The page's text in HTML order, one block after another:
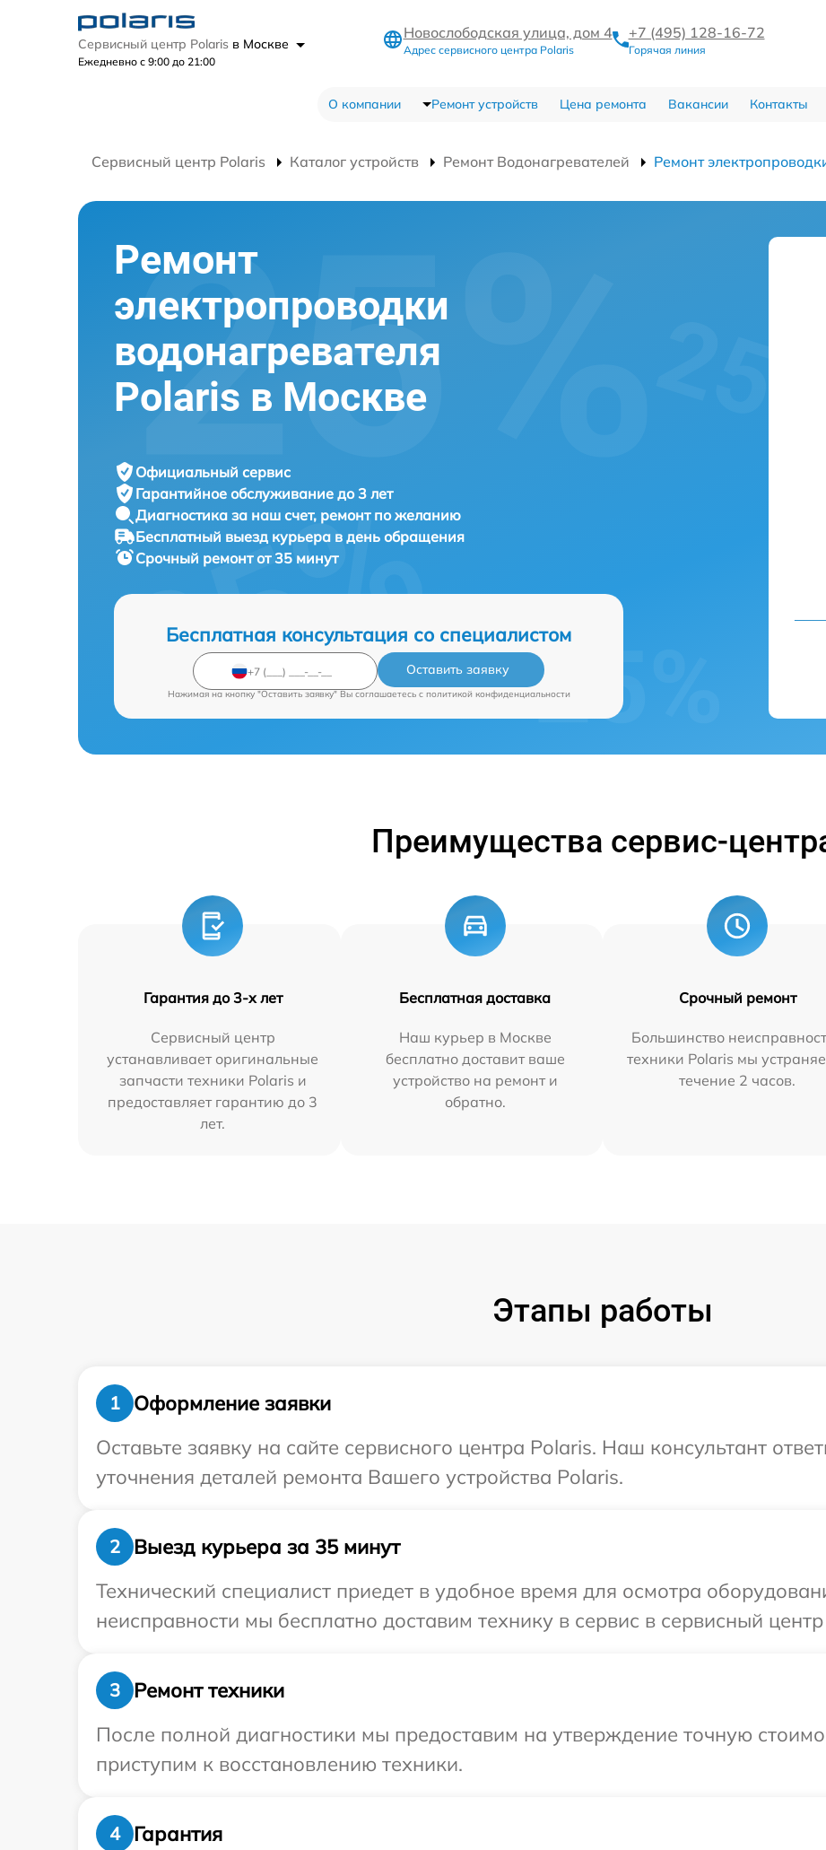
Сервисный центр Polaris в Москве
Ежедневно с 9:00 до 21:00
Новослободская улица, дом 4
Адрес сервисного центра Polaris
+7 (495) 128-16-72
Горячая линия
О компании Ремонт устройств Цена ремонта Вакансии Контакты
Сервисный центр Polaris Каталог устройств Ремонт Водонагревателей Ремонт
Ремонт
электропроводки
водонагревателя
Polaris в Москве
Официальный сервис
Гарантийное обслуживание до 3 лет
Диагностика за наш счет, ремонт по желанию
Бесплатный выезд курьера в день обращения
Срочный ремонтот 35 минут
Бесплатная консультация со специалистом
Оставить заявку
Нажимая на кнопку "Оставить заявку" Вы соглашаетесь c политикой конфиденциальности
Преимущества сервис-
Гарантия до 3-х лет
Сервисный центр
устанавливает оригинальные
запчасти техники Polaris и
предоставляет гарантию до 3
лет.
Бесплатная доставка
Наш курьер в Москве
бесплатно доставит ваше
устройство на ремонт и
обратно.
Срочный ремонт
Большинство
техники Polaris мы
течение 2 часов.
Этапы работы
1
Оформление заявки
Оставьте заявку на сайте сервисного центра Polaris. Наш консультант
уточнения деталей ремонта Вашего устройства Polaris.
2
Выезд курьера за 35 минут
Технический специалист приедет в удобное время для осмотра
неисправности мы бесплатно доставим технику в сервис в сервисный
3
Ремонт техники
После полной диагностики мы предоставим на утверждение точную
приступим к восстановлению техники.
4
Гарантия